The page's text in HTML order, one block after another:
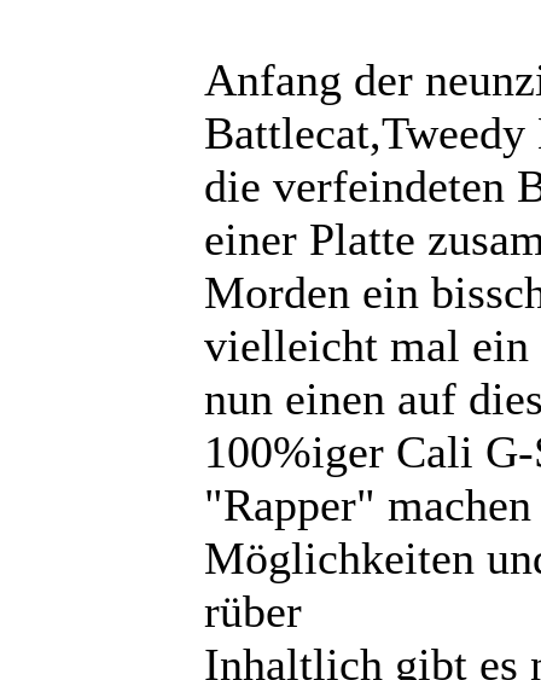
Anfang der
die verfeindeten
einer Platte
Morden ein
vielleicht mal ein
nun einen auf
100%iger Cali
"Rapper"
Möglichkeiten
rüber
Inhaltlich gibt es